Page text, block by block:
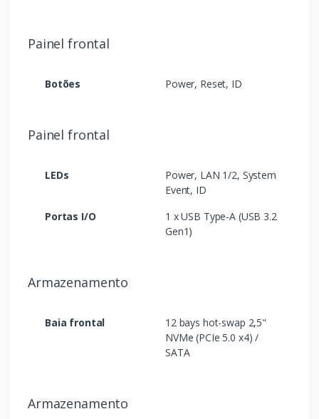
Painel frontal
Botões Power, Reset, ID
Painel frontal
LEDs
Power, LAN 1/2, System
Event, ID
Portas I/O
1 x USB Type-A (USB 3.2
Gen1)
Armazenamento
Baia frontal
12 bays hot-swap 2,5"
NVMe (PCIe 5.0 x4) /
SATA
Armazenamento